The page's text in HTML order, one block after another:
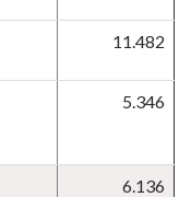
11.482
5.346
6.136